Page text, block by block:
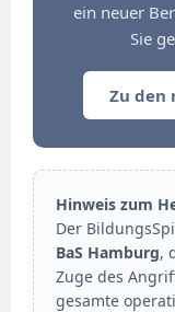
ein neuer
Sie
Zu den
Hinweis zum
Der
BaS Hamburg,
Zuge des
gesamte